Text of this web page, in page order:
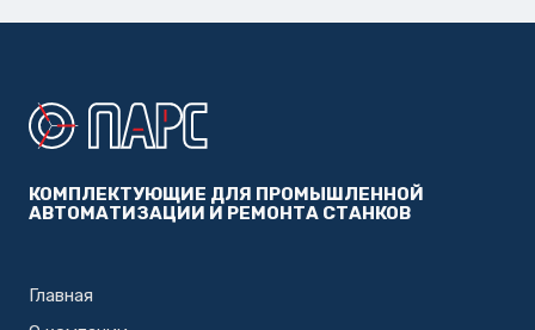
КОМПЛЕКТУЮЩИЕ ДЛЯ ПРОМЫШЛЕННОЙ
АВТОМАТИЗАЦИИ И РЕМОНТА СТАНКОВ
Главная